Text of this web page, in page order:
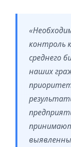
контроль
среднего
наших